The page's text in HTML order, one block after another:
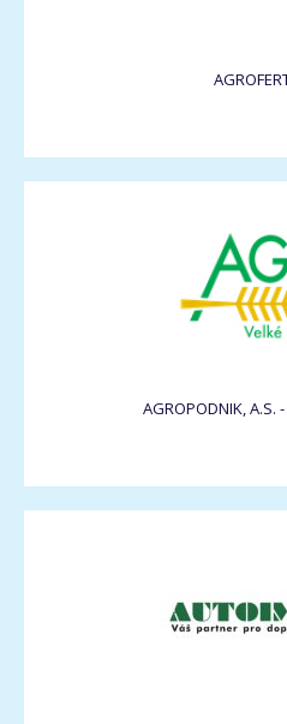
AGROPODNIK, A.S. -